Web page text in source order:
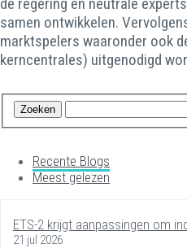
samen ontwikkelen.
marktspelers waaronder ook
kerncentrales) uitgenodigd
Recente Blogs
Meest gelezen
ETS-2 krijgt aanpassingen om
21 jul 2026